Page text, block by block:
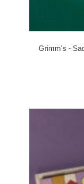
Grimm's -